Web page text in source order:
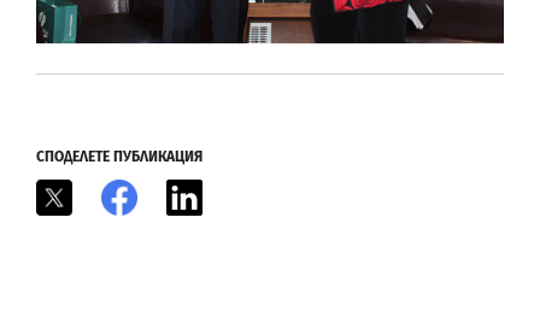
СПОДЕЛЕТЕ ПУБЛИКАЦИЯ
Facebook